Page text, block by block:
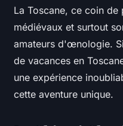
de
des
La Toscane, ce coin
médiévaux et surtout
amateurs d'œnologie.
de vacances en
une expérience
cette aventure unique.